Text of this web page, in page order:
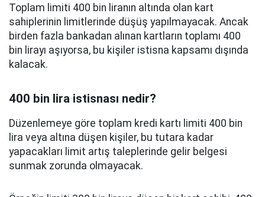
Toplam limiti 400 bin liranın altında olan kart
sahiplerinin limitlerinde düşüş yapılmayacak. Ancak
birden fazla bankadan alınan kartların toplamı 400
bin lirayı aşıyorsa, bu kişiler istisna kapsamı dışında
kalacak.
400 bin lira istisnası nedir?
Düzenlemeye göre toplam kredi kartı limiti 400 bin
lira veya altına düşen kişiler, bu tutara kadar
yapacakları limit artış taleplerinde gelir belgesi
sunmak zorunda olmayacak.